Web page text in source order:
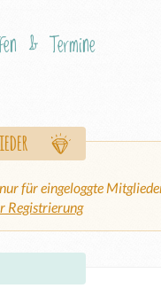
& Termine
für eingeloggte
Registrierung